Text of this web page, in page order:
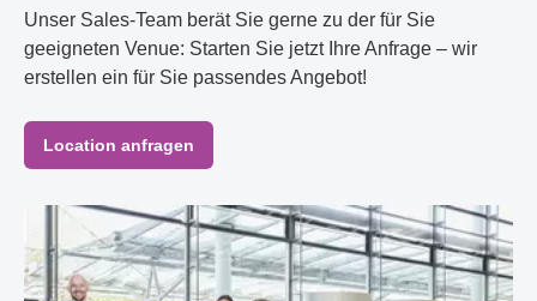
Unser Sales-Team berät Sie gerne zu der für Sie
geeigneten Venue: Starten Sie jetzt Ihre Anfrage – wir
erstellen ein für Sie passendes Angebot!
Location anfragen